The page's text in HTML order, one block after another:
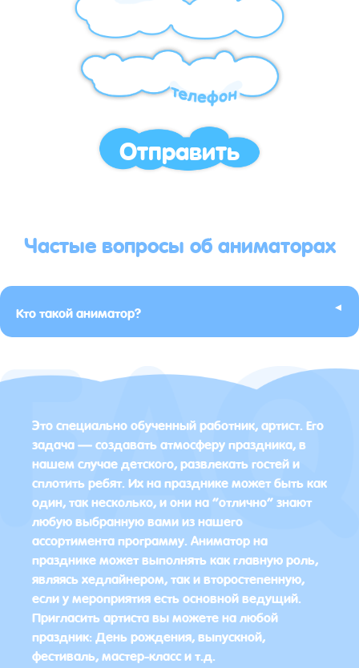
Отправить
Частые вопросы об аниматорах
Кто такой аниматор? ▸
Это специально обученный работник, артист. Его
задача — создавать атмосферу праздника, в
нашем случае детского, развлекать гостей и
сплотить ребят. Их на празднике может быть как
один, так несколько, и они на “отлично” знают
любую выбранную вами из нашего
ассортимента программу. Аниматор на
празднике может выполнять как главную роль,
являясь хедлайнером, так и второстепенную,
если у мероприятия есть основной ведущий.
Пригласить артиста вы можете на любой
праздник: День рождения, выпускной,
фестиваль, мастер-класс и т.д.